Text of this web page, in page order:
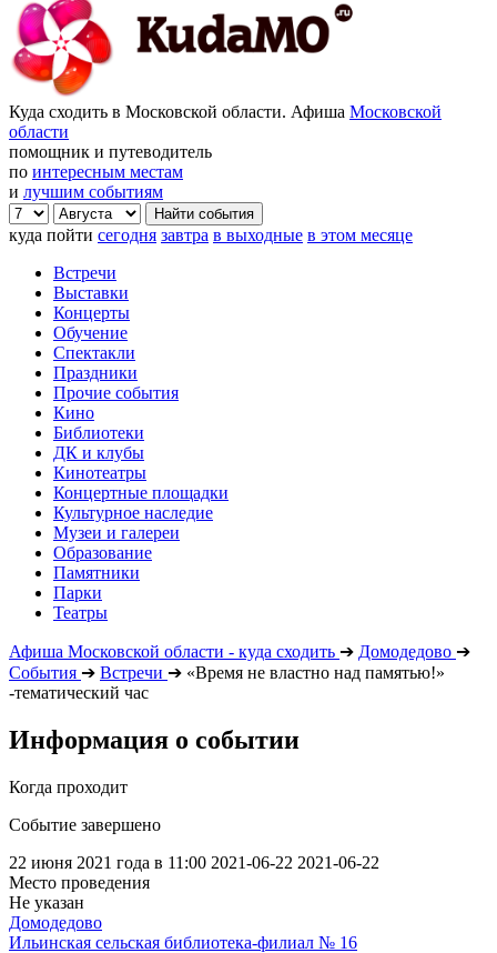
Куда сходить в Московской области. Афиша Московской
области
помощник и путеводитель
по интересным местам
и лучшим событиям
куда пойти сегодня завтра в выходные в этом месяце
Встречи
Выставки
Концерты
Обучение
Спектакли
Праздники
Прочие события
Кино
Библиотеки
ДК и клубы
Кинотеатры
Концертные площадки
Культурное наследие
Музеи и галереи
Образование
Памятники
Парки
Театры
Афиша Московской области - куда сходить ➔ Домодедово ➔
События ➔ Встречи ➔ «Время не властно над памятью!»
-тематический час
Информация о событии
Когда проходит
Событие завершено
22 июня 2021 года в 11:00 2021-06-22 2021-06-22
Место проведения
Не указан
Домодедово
Ильинская сельская библиотека-филиал № 16